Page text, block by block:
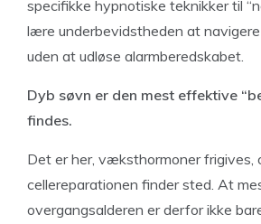
specifikke hypnotiske teknikker til
lære underbevidstheden at
uden at udløse alarmberedskabet.
Dyb søvn er den mest effektive
findes.
Det er her, væksthormoner frigives,
cellereparationen finder sted. At
overgangsalderen er derfor ikke